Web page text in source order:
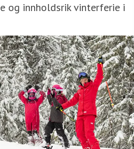
og innholdsrik vinterferie i